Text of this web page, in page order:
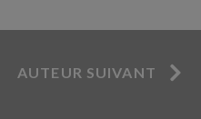
AUTEUR SUIVANT